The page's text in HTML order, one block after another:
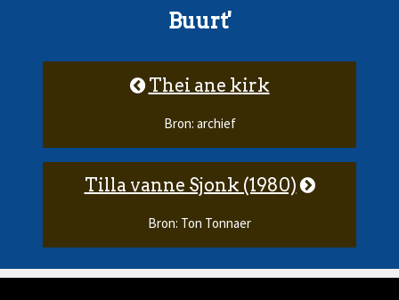
Buurt'
Thei ane kirk
Bron: archief
Tilla vanne Sjonk (1980)
Bron: Ton Tonnaer